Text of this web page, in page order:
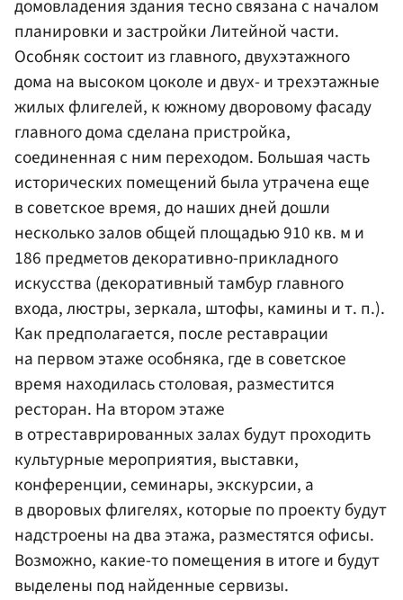
домовладения здания тесно связана с началом
планировки и застройки Литейной части.
Особняк состоит из главного, двухэтажного
дома на высоком цоколе и двух- и трехэтажные
жилых флигелей, к южному дворовому фасаду
главного дома сделана пристройка,
соединенная с ним переходом. Большая часть
исторических помещений была утрачена еще
в советское время, до наших дней дошли
несколько залов общей площадью 910 кв. м и
186 предметов декоративно-прикладного
искусства (декоративный тамбур главного
входа, люстры, зеркала, штофы, камины и т. п.).
Как предполагается, после реставрации
на первом этаже особняка, где в советское
время находилась столовая, разместится
ресторан. На втором этаже
в отреставрированных залах будут проходить
культурные мероприятия, выставки,
конференции, семинары, экскурсии, а
в дворовых флигелях, которые по проекту будут
надстроены на два этажа, разместятся офисы.
Возможно, какие-то помещения в итоге и будут
выделены под найденные сервизы.